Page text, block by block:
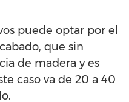
puede optar por el
que sin
de madera y es
caso va de 20 a 40